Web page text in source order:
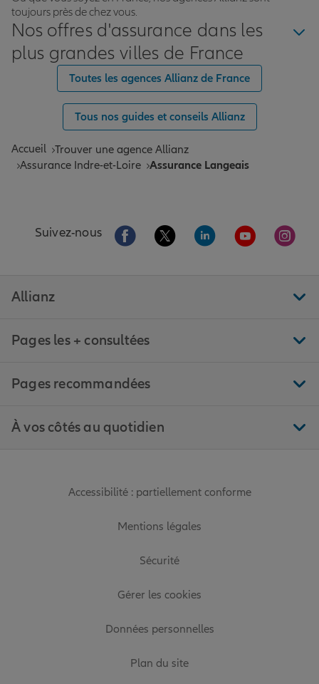
toujours près de chez vous.
Nos offres d'assurance dans les
plus grandes villes de France
Toutes les agences Allianz de France
Tous nos guides et conseils Allianz
Accueil Trouver une agence Allianz
Assurance Indre-et-Loire Assurance Langeais
Suivez-nous Aller sur la page Facebook de Allianz
Aller sur la page Twitter de
Aller sur la page
Aller sur la
Aller
Allianz
Pages les + consultées
Pages recommandées
À vos côtés au quotidien
Accessibilité : partiellement conforme
Mentions légales
Sécurité
Gérer les cookies
Données personnelles
Plan du site